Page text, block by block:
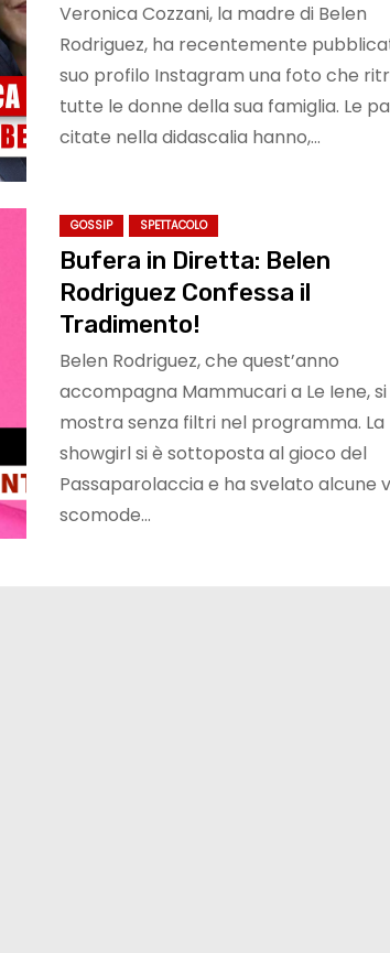
Veronica Cozzani, la madre di Belen
Rodriguez, ha recentemente
suo profilo Instagram una foto che
tutte le donne della sua famiglia. Le
citate nella didascalia hanno,…
GOSSIP SPETTACOLO
Bufera in Diretta: Belen
Rodriguez Confessa il
Tradimento!
Belen Rodriguez, che quest’anno
accompagna Mammucari a Le Iene, si
mostra senza filtri nel programma. La
showgirl si è sottoposta al gioco del
Passaparolaccia e ha svelato alcune
scomode…